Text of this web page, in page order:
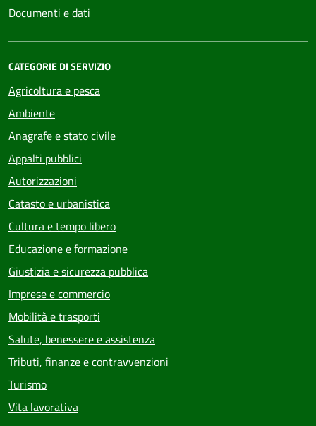
Documenti e dati
CATEGORIE DI SERVIZIO
Agricoltura e pesca
Ambiente
Anagrafe e stato civile
Appalti pubblici
Autorizzazioni
Catasto e urbanistica
Cultura e tempo libero
Educazione e formazione
Giustizia e sicurezza pubblica
Imprese e commercio
Mobilità e trasporti
Salute, benessere e assistenza
Tributi, finanze e contravvenzioni
Turismo
Vita lavorativa